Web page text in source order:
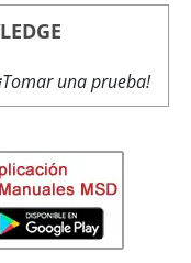
una prueba!